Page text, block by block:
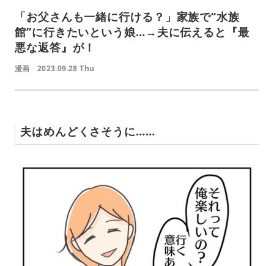
「お父さんも一緒に行ける？」家族で“水族
館”に行きたいという娘…→夫に伝えると『最
悪な返答』が！
漫画 2023.09.28 Thu
夫はめんどくさそうに……